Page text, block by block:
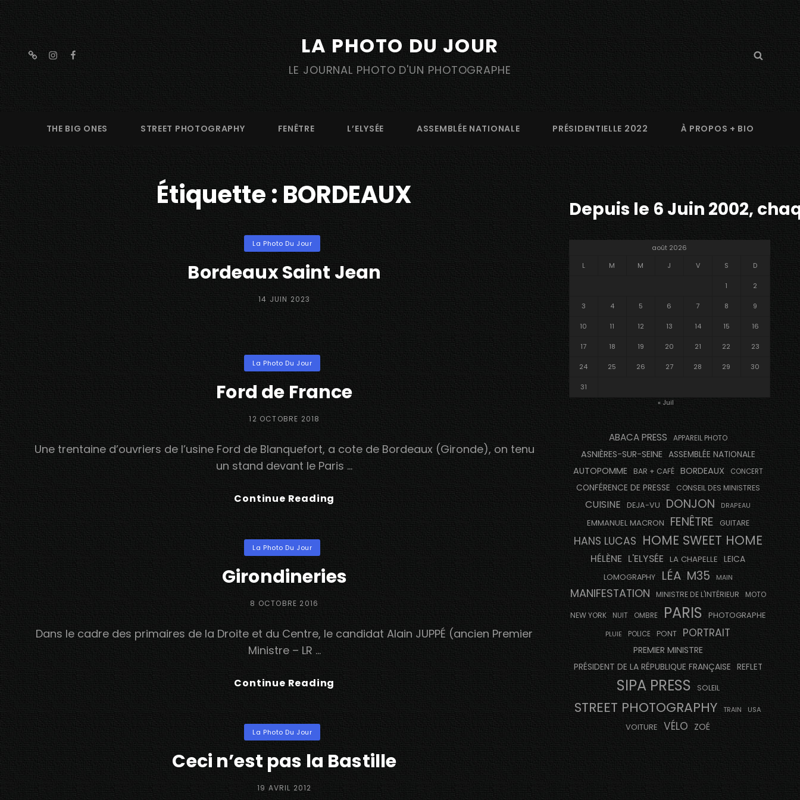
threadsinstagramfacebook LA PHOTO DU JOUR
LE JOURNAL PHOTO D'UN PHOTOGRAPHE
Search
THE BIG ONES STREET PHOTOGRAPHY FENÊTRE L’ELYSÉE ASSEMBLÉE NATIONALE PRÉSIDENTIELLE 2022 À PROPOS + BIO
Étiquette :BORDEAUX
Categories
La Photo Du Jour
Bordeaux Saint Jean
POSTED
14 JUIN 2023
Categories
La Photo Du Jour
Ford de France
POSTED
12 OCTOBRE 2018
Une trentaine d’ouvriers de l’usine Ford de Blanquefort, a cote de Bordeaux (Gironde), on tenu
un stand devant le Paris …
Continue Reading Ford
Categories
La Photo Du Jour
Girondineries
POSTED
ON
8 OCTOBRE 2016
Dans le cadre des primaires de la Droite et du Centre, le candidat Alain JUPPÉ (ancien Premier
Ministre – LR …
Continue Reading Girondineries
Categories
La Photo Du Jour
Ceci n’est pas la Bastille
POSTED
19 AVRIL 2012
Depuis le 6 Juin 2002,
août 2026
L
M M J V S D
1 2
3 4 5 6 7 8 9
10 11 12 13 14 15 16
17 18 19 20 21 22 23
24 25 26 27 28 29 30
31
« Juil
ABACA PRESS APPAREIL PHOTO
ASNIÈRES-SUR-SEINE ASSEMBLÉE NATIONALE
AUTOPOMME BAR + CAFÉ BORDEAUX CONCERT
CONFÉRENCE DE PRESSE CONSEIL DES MINISTRES
CUISINE DEJA-VU DONJON DRAPEAU
EMMANUEL MACRON FENÊTRE GUITARE
HANS LUCAS HOME SWEET HOME
HÉLÈNE L'ELYSÉE LA CHAPELLE LEICA
LOMOGRAPHY LÉA M35 MAIN
MANIFESTATION MINISTRE DE L'INTÉRIEUR MOTO
NEW YORK NUIT OMBRE PARIS PHOTOGRAPHE
PLUIE POLICE PONT PORTRAIT
PREMIER MINISTRE
PRÉSIDENT DE LA RÉPUBLIQUE FRANÇAISE REFLET
SIPA PRESS SOLEIL
STREET PHOTOGRAPHY TRAIN USA
VOITURE VÉLO ZOÉ